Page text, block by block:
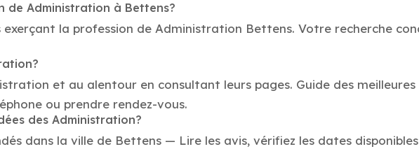
de Administration à Bettens?
la profession de Administration Bettens. Votre recherche
et au alentour en consultant leurs pages. Guide des meilleures
ou prendre rendez-vous.
des Administration?
dans la ville de Bettens — Lire les avis, vérifiez les dates